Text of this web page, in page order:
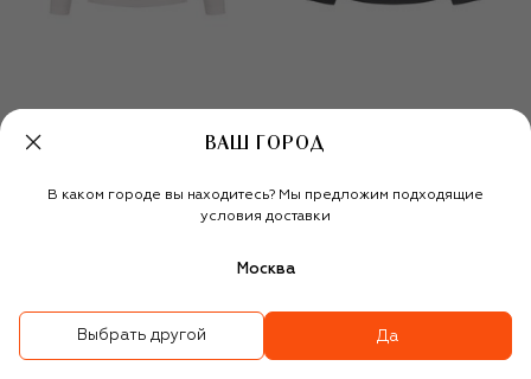
ВАШ ГОРОД
В каком городе вы находитесь? Мы предложим подходящие
условия доставки
Москва
Выбрать другой Да